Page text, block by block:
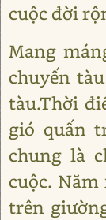
cuộc đời
Mang
chuyến
tàu.Thời
gió quấn
chung là
cuộc.
trên